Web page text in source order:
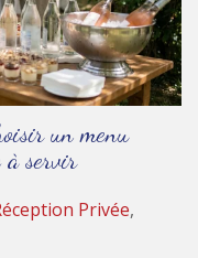
un menu
à servir
Privée,